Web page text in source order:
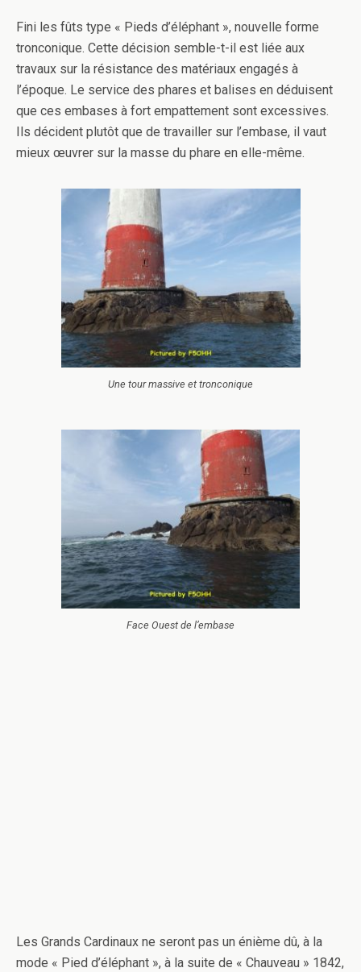
Fini les fûts type « Pieds d’éléphant », nouvelle forme
tronconique. Cette décision semble-t-il est liée aux
travaux sur la résistance des matériaux engagés à
l’époque. Le service des phares et balises en déduisent
que ces embases à fort empattement sont excessives.
Ils décident plutôt que de travailler sur l’embase, il vaut
mieux œuvrer sur la masse du phare en elle-même.
Une tour massive et tronconique
Face Ouest de l’embase
Les Grands Cardinaux ne seront pas un énième dû, à la
mode « Pied d’éléphant », à la suite de « Chauveau » 1842,